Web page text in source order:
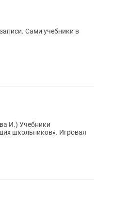
Сами учебники в
И.) Учебники
школьников». Игровая